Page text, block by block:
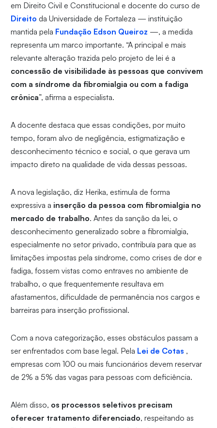
em Direito Civil e Constitucional e docente do curso de
Direito da Universidade de Fortaleza — instituição
mantida pela Fundação Edson Queiroz —, a medida
representa um marco importante. “A principal e mais
relevante alteração trazida pelo projeto de lei é a
concessão de visibilidade às pessoas que convivem
com a síndrome da fibromialgia ou com a fadiga
crônica”, afirma a especialista.
A docente destaca que essas condições, por muito
tempo, foram alvo de negligência, estigmatização e
desconhecimento técnico e social, o que gerava um
impacto direto na qualidade de vida dessas pessoas.
A nova legislação, diz Herika, estimula de forma
expressiva a inserção da pessoa com fibromialgia no
mercado de trabalho. Antes da sanção da lei, o
desconhecimento generalizado sobre a fibromialgia,
especialmente no setor privado, contribuía para que as
limitações impostas pela síndrome, como crises de dor e
fadiga, fossem vistas como entraves no ambiente de
trabalho, o que frequentemente resultava em
afastamentos, dificuldade de permanência nos cargos e
barreiras para inserção profissional.
Com a nova categorização, esses obstáculos passam a
ser enfrentados com base legal. Pela Lei de Cotas ,
empresas com 100 ou mais funcionários devem reservar
de 2% a 5% das vagas para pessoas com deficiência.
Além disso, os processos seletivos precisam
oferecer tratamento diferenciado, respeitando as